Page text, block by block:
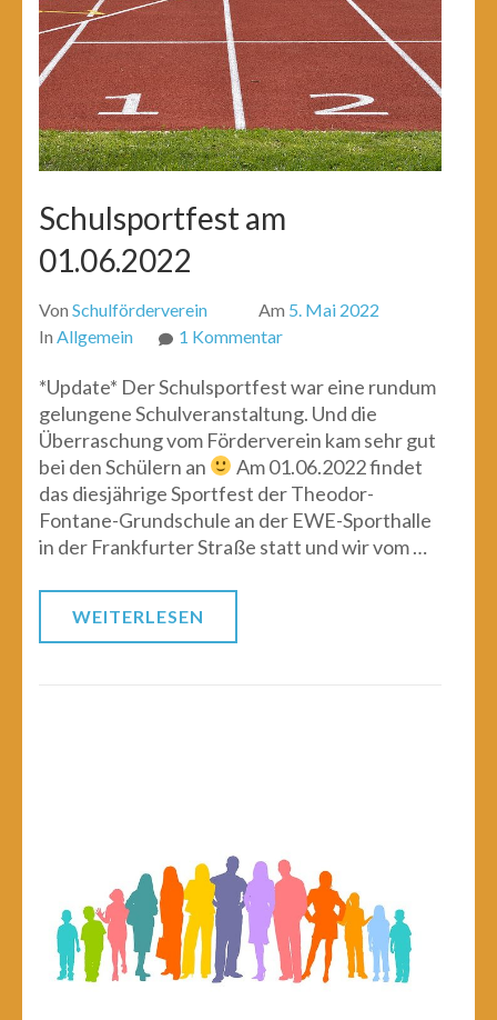
Schulsportfest am
01.06.2022
Von Schulförderverein Am 5. Mai 2022
In Allgemein 1 Kommentarzu
am
01.06.2022
*Update* Der Schulsportfest war eine rundum
gelungene Schulveranstaltung. Und die
Überraschung vom Förderverein kam sehr gut
bei den Schülern an
Am 01.06.2022 findet
das diesjährige Sportfest der Theodor-
Fontane-Grundschule an der EWE-Sporthalle
in der Frankfurter Straße statt und wir vom …
WEITERLESEN